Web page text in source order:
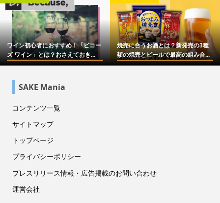
ワイン初心者におすすめ！「ビコー
ズ ワイン」とは？おさえておき...
焼売に合うお酒とは？新発売の3種
類の焼売とビールで最高の組み合...
SAKE Mania
コンテンツ一覧
サイトマップ
トップページ
プライバシーポリシー
プレスリリース情報・広告掲載のお問い合わせ
運営会社